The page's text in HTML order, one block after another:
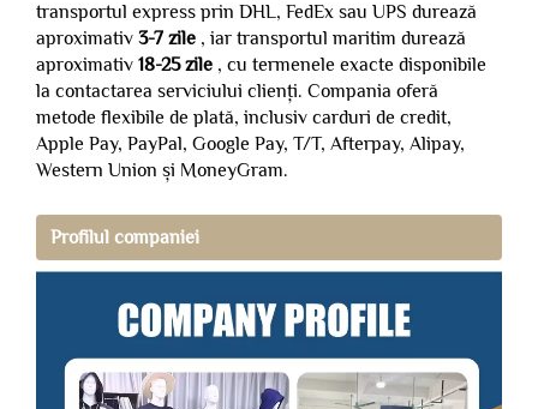
transportul express prin DHL, FedEx sau UPS durează
aproximativ 3-7 zile , iar transportul maritim durează
aproximativ 18-25 zile , cu termenele exacte disponibile
la contactarea serviciului clienți. Compania oferă
metode flexibile de plată, inclusiv carduri de credit,
Apple Pay, PayPal, Google Pay, T/T, Afterpay, Alipay,
Western Union și MoneyGram.
Profilul companiei